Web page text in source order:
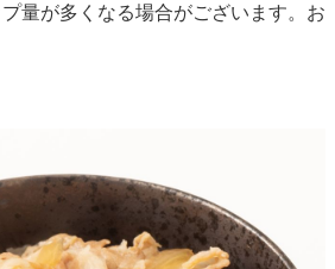
量が多くなる場合がございます。お